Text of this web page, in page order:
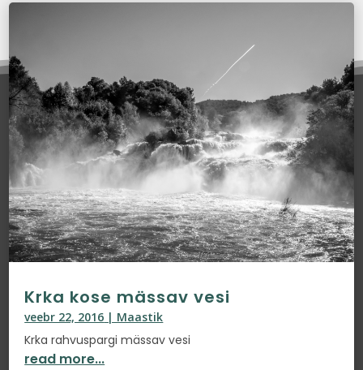
Krka kose mässav vesi
veebr 22, 2016 | Maastik
Krka rahvuspargi mässav vesi
read more...